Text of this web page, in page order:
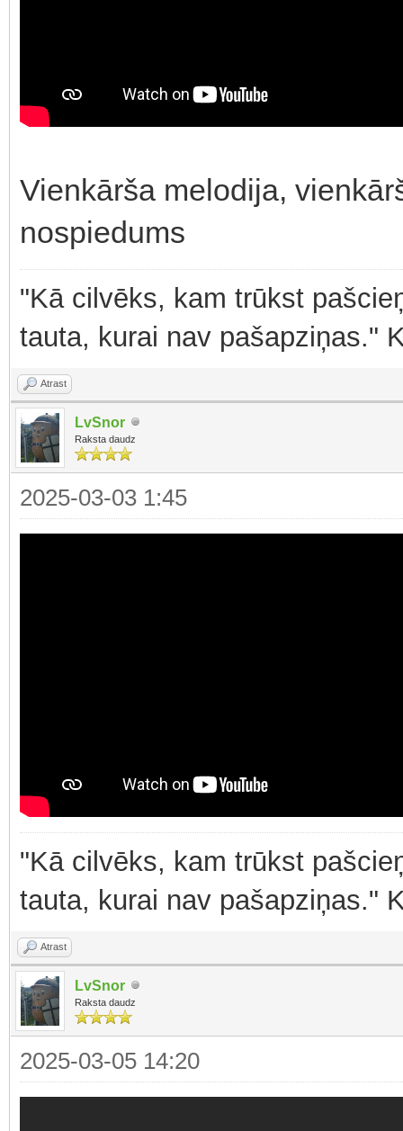
Vienkārša melodija,
nospiedums
"Kā cilvēks, kam trūkst
tauta, kurai nav pašapziņas."
Atrast
LvSnor
Raksta daudz
2025-03-03 1:45
"Kā cilvēks, kam trūkst
tauta, kurai nav pašapziņas."
Atrast
LvSnor
Raksta daudz
2025-03-05 14:20